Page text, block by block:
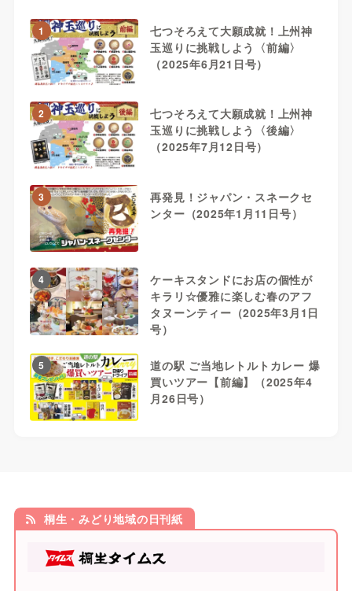
1
七つそろえて大願成就！上州神
玉巡りに挑戦しよう〈前編〉
（2025年6月21日号）
2
七つそろえて大願成就！上州神
玉巡りに挑戦しよう〈後編〉
（2025年7月12日号）
3
再発見！ジャパン・スネークセ
ンター（2025年1月11日号）
4
ケーキスタンドにお店の個性が
キラリ☆優雅に楽しむ春のアフ
タヌーンティー（2025年3月1日
号）
5
道の駅 ご当地レトルトカレー 爆
買いツアー【前編】（2025年4
月26日号）
桐生・みどり地域の日刊紙